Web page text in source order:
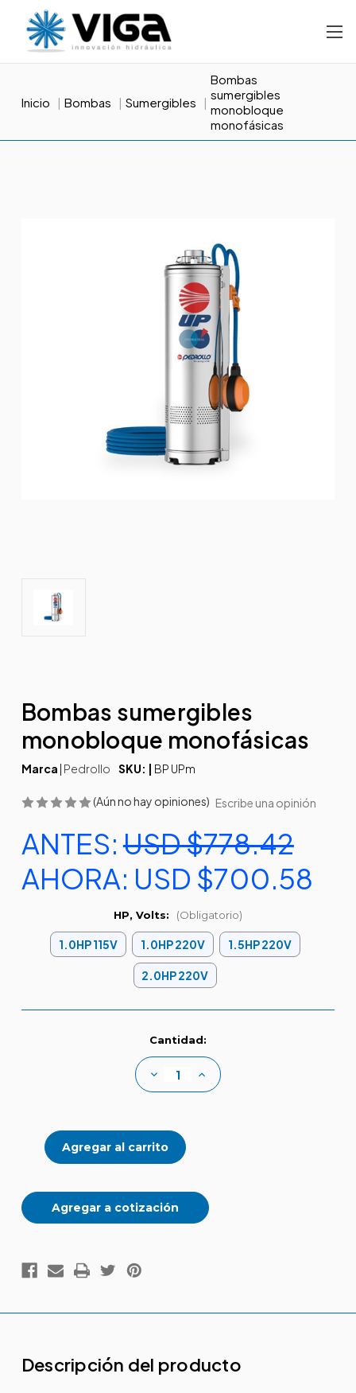
Inicio Bombas Sumergibles
Bombas
sumergibles
monobloque
monofásicas
Bombas sumergibles
monobloque monofásicas
Marca | Pedrollo SKU: | BP UPm
(Aún no hay opiniones) Escribe una opinión
ANTES:USD $778.42
AHORA: USD $700.58
HP, Volts: (Obligatorio)
1.0HP 115V 1.0HP 220V 1.5HP 220V
2.0HP 220V
Cantidad:
Disminuir
cantidad
sumergibles
monobloque
monofásicas
Aumentar
cantidad
Agregar a cotización
Descripción del producto